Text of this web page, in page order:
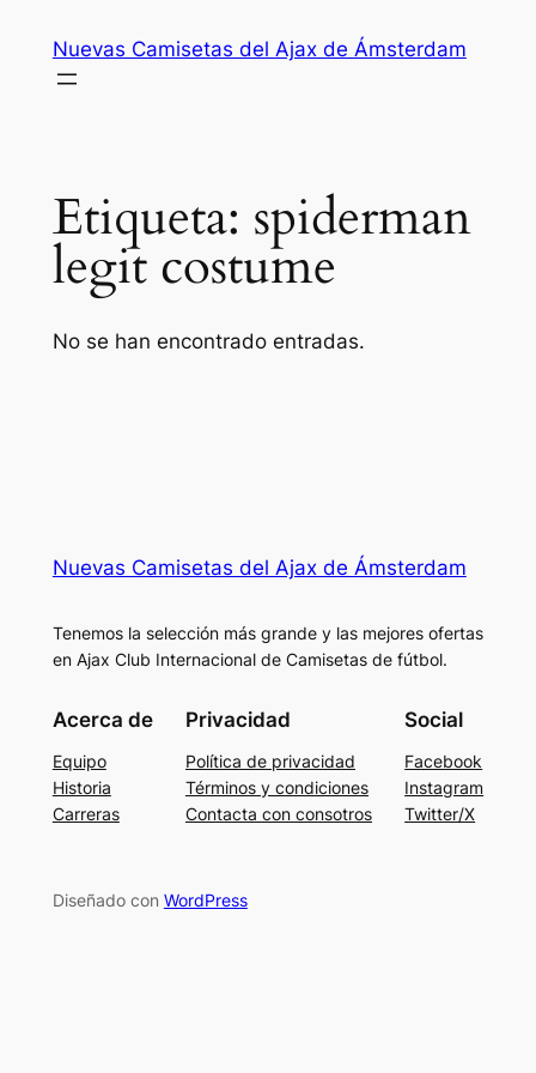
contenido
Nuevas Camisetas del Ajax de Ámsterdam
Etiqueta: spiderman
legit costume
No se han encontrado entradas.
Nuevas Camisetas del Ajax de Ámsterdam
Tenemos la selección más grande y las mejores ofertas
en Ajax Club Internacional de Camisetas de fútbol.
Acerca de
Equipo
Historia
Carreras
Privacidad
Política de privacidad
Términos y condiciones
Contacta con consotros
Social
Facebook
Instagram
Twitter/X
Diseñado con WordPress